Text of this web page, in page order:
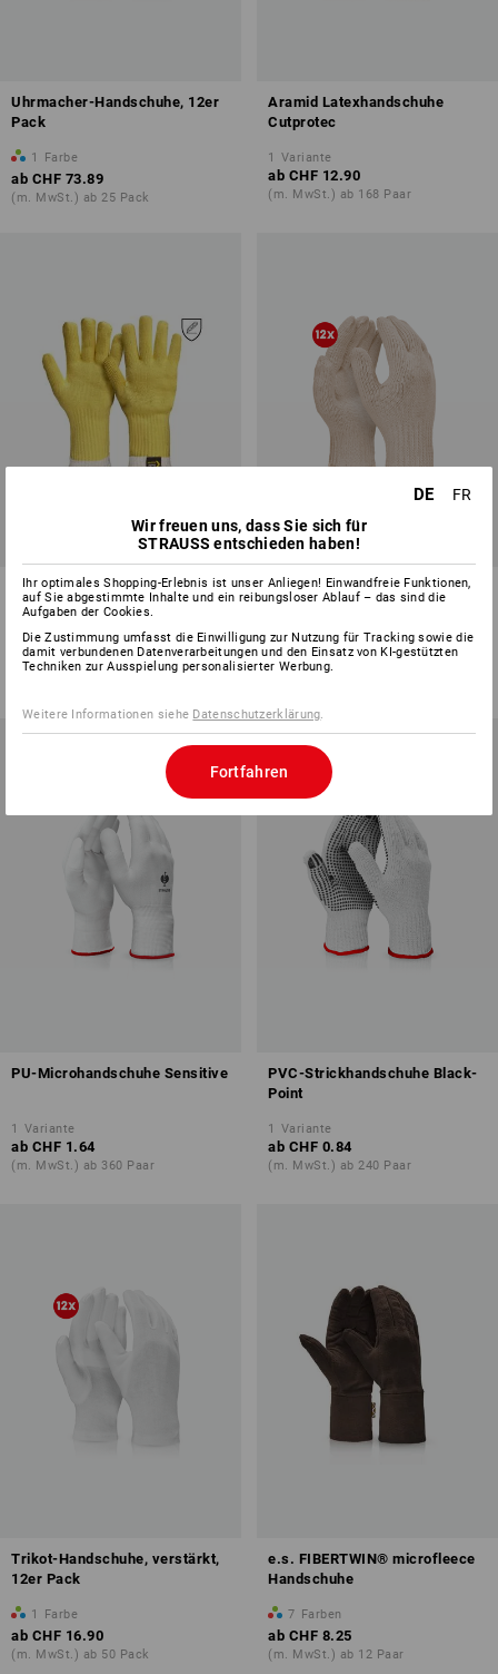
Uhrmacher-Handschuhe, 12er
Pack
1 Farbe
ab CHF 73.89
(m. MwSt.) ab 25 Pack
Aramid Latexhandschuhe
Cutprotec
1 Variante
ab CHF 12.90
(m. MwSt.) ab 168 Paar
Aramid-Strickhandschuhe
Fireblade
Variante
ab CHF 35.89
Strick-Handschuhe, 12er Pack
1 Farbe
ab CHF 16.90
PU-Microhandschuhe Sensitive
1 Variante
ab CHF 1.64
(m. MwSt.) ab 360 Paar
PVC-Strickhandschuhe Black-
Point
1 Variante
ab CHF 0.84
(m. MwSt.) ab 240 Paar
Trikot-Handschuhe, verstärkt,
12er Pack
1 Farbe
ab CHF 16.90
(m. MwSt.) ab 50 Pack
e.s. FIBERTWIN® microfleece
Handschuhe
7 Farben
ab CHF 8.25
(m. MwSt.) ab 12 Paar
DE
FR
Wir freuen uns, dass Sie sich für
STRAUSS entschieden haben!
Ihr optimales Shopping-Erlebnis ist unser Anliegen! Einwandfreie Funktionen,
auf Sie abgestimmte Inhalte und ein reibungsloser Ablauf – das sind die
Aufgaben der Cookies.
Die Zustimmung umfasst die Einwilligung zur Nutzung für Tracking sowie die
damit verbundenen Datenverarbeitungen und den Einsatz von KI-gestützten
Techniken zur Ausspielung personalisierter Werbung.
Weitere Informationen siehe Datenschutzerklärung.
Fortfahren